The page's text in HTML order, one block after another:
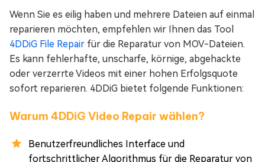
Wenn Sie es eilig haben und mehrere Dateien auf einmal
reparieren möchten, empfehlen wir Ihnen das Tool
4DDiG File Repair für die Reparatur von MOV-Dateien.
Es kann fehlerhafte, unscharfe, körnige, abgehackte
oder verzerrte Videos mit einer hohen Erfolgsquote
sofort reparieren. 4DDiG bietet folgende Funktionen:
Warum 4DDiG Video Repair wählen?
Benutzerfreundliches Interface und
fortschrittlicher Algorithmus für die Reparatur von